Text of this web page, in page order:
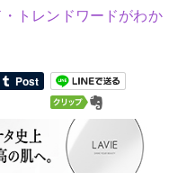
トレンドワードがわか